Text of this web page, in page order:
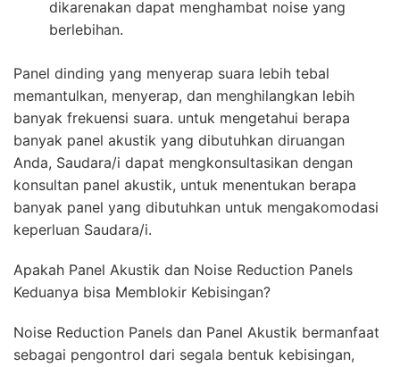
dikarenakan dapat menghambat noise yang
berlebihan.
Panel dinding yang menyerap suara lebih tebal
memantulkan, menyerap, dan menghilangkan lebih
banyak frekuensi suara. untuk mengetahui berapa
banyak panel akustik yang dibutuhkan diruangan
Anda, Saudara/i dapat mengkonsultasikan dengan
konsultan panel akustik, untuk menentukan berapa
banyak panel yang dibutuhkan untuk mengakomodasi
keperluan Saudara/i.
Apakah Panel Akustik dan Noise Reduction Panels
Keduanya bisa Memblokir Kebisingan?
Noise Reduction Panels dan Panel Akustik bermanfaat
sebagai pengontrol dari segala bentuk kebisingan,